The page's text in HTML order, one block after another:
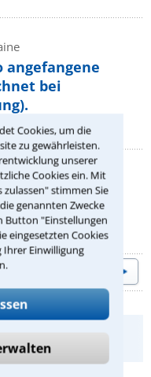
Cookies, um die
zu gewährleisten.
unserer
Cookies ein. Mit
stimmen Sie
genannten Zwecke
Button "Einstellungen
eingesetzten Cookies
Einwilligung
angefangene
bei
Reisemängeln